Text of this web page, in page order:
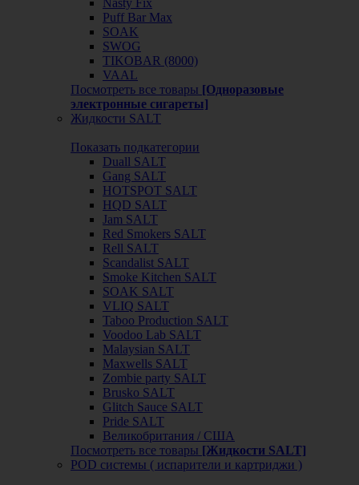
Puff Bar Max
SOAK
SWOG
TIKOBAR (8000)
VAAL
Посмотреть все товары [Одноразовые
электронные сигареты]
Жидкости SALT
Показать подкатегории
Duall SALT
Gang SALT
HOTSPOT SALT
HQD SALT
Jam SALT
Red Smokers SALT
Rell SALT
Scandalist SALT
Smoke Kitchen SALT
SOAK SALT
VLIQ SALT
Taboo Production SALT
Voodoo Lab SALT
Malaysian SALT
Maxwells SALT
Zombie party SALT
Brusko SALT
Glitch Sauce SALT
Pride SALT
Великобритания / США
Посмотреть все товары [Жидкости SALT]
POD системы ( испарители и картриджи )